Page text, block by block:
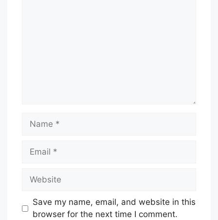
Name
Email
Website
Save my name, email, and website in this
browser for the next time I comment.